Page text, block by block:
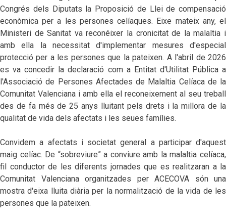
Congrés dels Diputats la Proposició de Llei de compensació
econòmica per a les persones celíaques. Eixe mateix any, el
Ministeri de Sanitat va reconéixer la cronicitat de la malaltia i
amb ella la necessitat d'implementar mesures d'especial
protecció per a les persones que la pateixen. A l'abril de 2026
es va concedir la declaració com a Entitat d'Utilitat Pública a
l'Associació de Persones Afectades de Malaltia Celíaca de la
Comunitat Valenciana i amb ella el reconeixement al seu treball
des de fa més de 25 anys lluitant pels drets i la millora de la
qualitat de vida dels afectats i les seues famílies.
Convidem a afectats i societat general a participar d'aquest
maig celíac. De “sobreviure” a conviure amb la malaltia celíaca,
fil conductor de les diferents jornades que es realitzaran a la
Comunitat Valenciana organitzades per ACECOVA són una
mostra d'eixa lluita diària per la normalització de la vida de les
persones que la pateixen.